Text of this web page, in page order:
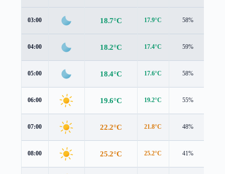
03:00 18.7°C 17.9°C 58%
04:00 18.2°C 17.4°C 59%
05:00 18.4°C 17.6°C 58%
06:00 19.6°C 19.2°C 55%
07:00 22.2°C 21.8°C 48%
08:00 25.2°C 25.2°C 41%